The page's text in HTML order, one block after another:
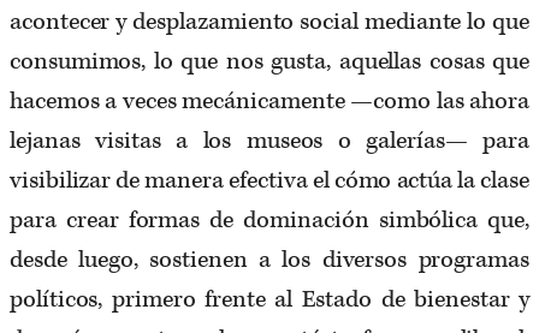
acontecer y desplazamiento social mediante lo que
consumimos, lo que nos gusta, aquellas cosas que
hacemos a veces mecánicamente —como las ahora
lejanas visitas a los museos o galerías— para
visibilizar de manera efectiva el cómo actúa la clase
para crear formas de dominación simbólica que,
desde luego, sostienen a los diversos programas
políticos, primero frente al Estado de bienestar y